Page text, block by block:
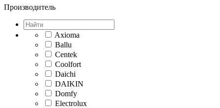
Производитель
Axioma
Ballu
Centek
Coolfort
Daichi
DAIKIN
Domfy
Electrolux